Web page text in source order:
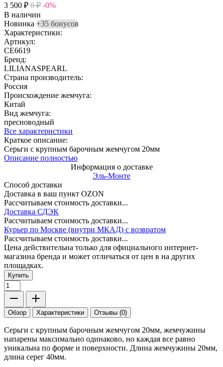
3 500 ₽ 0 ₽ -0%
В наличии
Новинка +35 бонусов
Характеристики:
Артикул:
CE6619
Бренд:
LILIANASPEARL
Страна производитель:
Россия
Происхождение жемчуга:
Китай
Вид жемчуга:
пресноводный
Все характеристики
Краткое описание:
Серьги с крупным барочным жемчугом 20мм
Описание полностью
Информация о доставке
Эль-Монте
Способ доставки
Доставка в ваш пункт OZON
Рассчитываем стоимость доставки...
Доставка СДЭК
Рассчитываем стоимость доставки...
Курьер по Москве (внутри МКАД) с возвратом
Рассчитываем стоимость доставки...
Цена действительна только для официального интернет-
магазина бренда и может отличаться от цен в на других
площадках.
Купить
Обзор Характеристики Отзывы (0)
Серьги с крупным барочным жемчугом 20мм, жемчужины
напарены максимально одинаково, но каждая все равно
уникальна по форме и поверхности. Длина жемчужины 20мм,
длина серег 40мм.